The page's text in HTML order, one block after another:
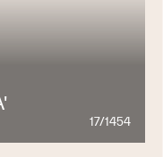
17/1454